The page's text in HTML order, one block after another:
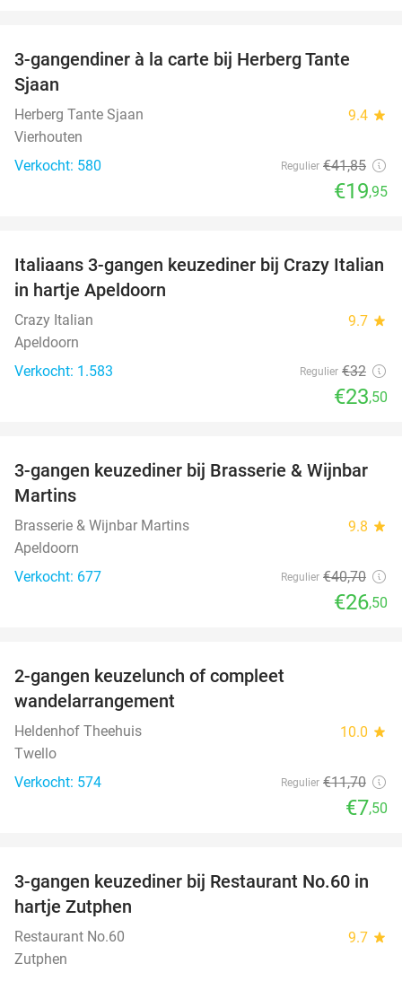
52%
3-gangendiner à la carte bij Herberg Tante
Sjaan
Herberg Tante Sjaan 9.4 star
Vierhouten
Verkocht: 580
Regulier €41,85
€19,95
27%
Italiaans 3-gangen keuzediner bij Crazy Italian
in hartje Apeldoorn
Crazy Italian 9.7 star
Apeldoorn
Verkocht: 1.583
Regulier €32
€23,50
35%
3-gangen keuzediner bij Brasserie & Wijnbar
Martins
Brasserie & Wijnbar Martins 9.8 star
Apeldoorn
Verkocht: 677
Regulier €40,70
€26,50
2-gangen keuzelunch of compleet
wandelarrangement
Heldenhof Theehuis 10.0 star
Twello
Verkocht: 574
Regulier €11,70
€7,50
39%
3-gangen keuzediner bij Restaurant No.60 in
hartje Zutphen
Restaurant No.60 9.7 star
Zutphen